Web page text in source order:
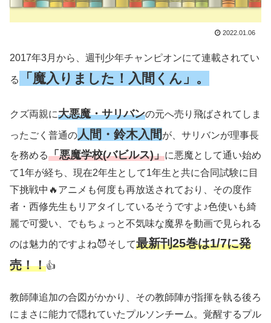
2022.01.06
2017年3月から、週刊少年チャンピオンにて連載されてい
る 「魔入りました！入間くん」。
クズ両親に大悪魔・サリバンの元へ売り飛ばされてしま
ったごく普通の 人間・鈴木入間 が、サリバンが理事長
を務める「悪魔学校(バビルス)」に悪魔として通い始め
て1年が経ち、現在2年生として1年生と共に合同試験に目
下挑戦中🔥アニメも何度も再放送されており、その度作
者・西修先生もリアタイしているそうですよ♪色使いも綺
麗で可愛い、でもちょっと不気味な魔界を動画で見られる
のは魅力的ですよね😈そして最新刊25巻は1/7に発
売！！👍
教師陣追加の合図がかかり、その教師陣が指揮を執る後ろ
にまさに能力で隠れていたプルソンチーム。覚醒するプル